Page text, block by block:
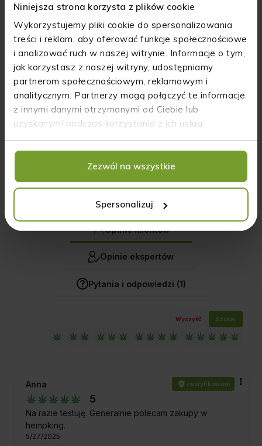
Niniejsza strona korzysta z plików cookie
Wykorzystujemy pliki cookie do spersonalizowania
treści i reklam, aby oferować funkcje społecznościowe
i analizować ruch w naszej witrynie. Informacje o tym,
jak korzystasz z naszej witryny, udostępniamy
partnerom społecznościowym, reklamowym i
analitycznym. Partnerzy mogą połączyć te informacje
z innymi danymi otrzymanymi od Ciebie lub
uzyskanymi podczas korzystania z ich usług.
Zezwól na wszystkie
Spersonalizuj
3mg CBN w kapsułce Extract Complex -
kapsułki na sen - 15 kapsułek
4.7
98 opinii klientów
z całego okresu
5
4 10%
3
Jak zbieramy opinie?
Opinie klientów
Opinie ekspertów
Pytania i odpowiedzi (1)
Wyczyść Szukaj
Anna zweryfikowano
5
Na razie testuję. Generalnie polecam zakupy w
hempking.
5/27/2025